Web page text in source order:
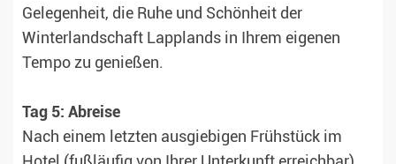
Gelegenheit, die Ruhe und Schönheit der
Winterlandschaft Lapplands in Ihrem eigenen
Tempo zu genießen.
Tag 5: Abreise
Nach einem letzten ausgiebigen Frühstück im